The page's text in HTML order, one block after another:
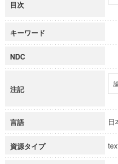
目次
キーワード
NDC
注記
言語
資源タイプ